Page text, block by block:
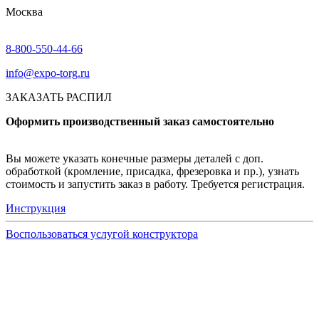
Москва
8-800-550-44-66
info@expo-torg.ru
ЗАКАЗАТЬ РАСПИЛ
Оформить производственный заказ самостоятельно
Вы можете указать конечные размеры деталей с доп.
обработкой (кромление, присадка, фрезеровка и пр.), узнать
стоимость и запустить заказ в работу. Требуется регистрация.
Инструкция
Воспользоваться услугой конструктора